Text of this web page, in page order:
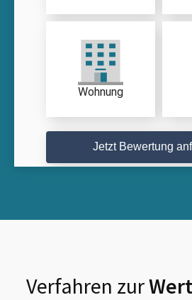
Wohnung
Jetzt Bewertung
Verfahren zur